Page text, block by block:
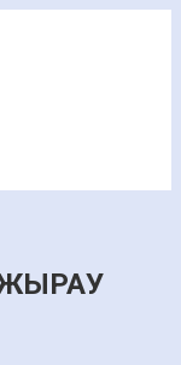
ЖЫРАУ